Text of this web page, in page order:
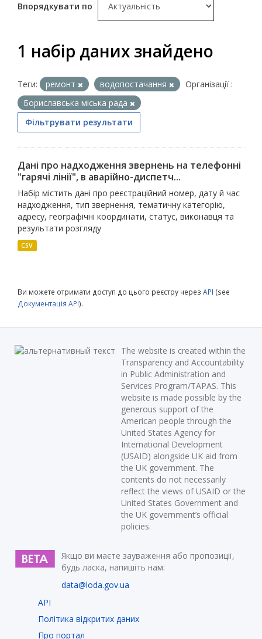
Впорядкувати по
1 набір даних знайдено
Теги: ремонт водопостачання
Організації :
Бориславська міська рада
Фільтрувати результати
Дані про надходження звернень на телефонні
"гарячі лінії", в аварійно-диспетч...
Набір містить дані про реєстраційний номер, дату й час
надходження, тип звернення, тематичну категорію,
адресу, географічні координати, статус, виконавця та
результати розгляду
CSV
Ви можете отримати доступ до цього реєстру через API (see
Документація API).
The website is created within the
Transparency and Accountability
in Public Administration and
Services Program/TAPAS. This
website is made possible by the
generous support of the
American people through the
United States Agency for
International Development
(USAID) alongside UK aid from
the UK government. The
contents do not necessarily
reflect the views of USAID or the
United States Government and
the UK government’s official
policies.
Якщо ви маєте зауваження або пропозиції,
будь ласка, напишіть нам:
data@loda.gov.ua
API
Політика відкритих даних
Про портал